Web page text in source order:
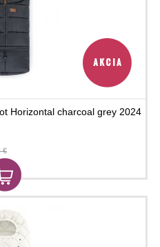
Horizontal charcoal grey 2024
€